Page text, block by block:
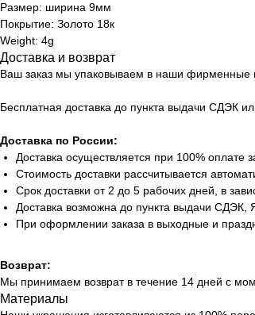
Размер: ширина 9мм
Покрытие: Золото 18к
Weight: 4g
Доставка и возврат
Ваш заказ мы упаковываем в наши фирменные
Бесплатная доставка до пункта выдачи СДЭК
Доставка по России:
Доставка осуществляется при 100% оплате
Стоимость доставки рассчитывается
Срок доставки от 2 до 5 рабочих дней, в
Доставка возможна до пункта выдачи СДЭК,
При оформлении заказа в выходные и
Возврат:
Мы принимаем возврат в течение 14 дней с
Материалы